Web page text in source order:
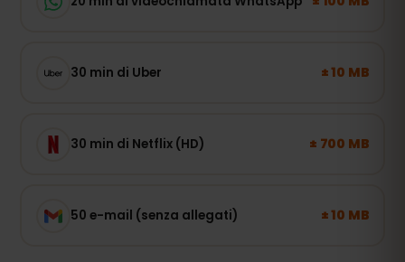
30 min di Uber ± 10 MB
30 min di Netflix (HD) ± 700 MB
50 e-mail (senza allegati) ± 10 MB